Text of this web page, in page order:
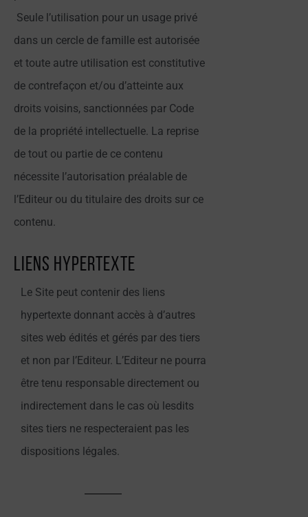
Seule l’utilisation pour un usage privé
dans un cercle de famille est autorisée
et toute autre utilisation est constitutive
de contrefaçon et/ou d’atteinte aux
droits voisins, sanctionnées par Code
de la propriété intellectuelle. La reprise
de tout ou partie de ce contenu
nécessite l’autorisation préalable de
l’Editeur ou du titulaire des droits sur ce
contenu.
Liens hypertexte
Le Site peut contenir des liens
hypertexte donnant accès à d’autres
sites web édités et gérés par des tiers
et non par l’Editeur. L’Editeur ne pourra
être tenu responsable directement ou
indirectement dans le cas où lesdits
sites tiers ne respecteraient pas les
dispositions légales.